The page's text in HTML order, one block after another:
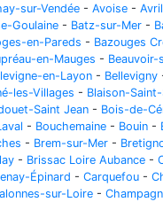
sur-Vendée - Avoise -
Goulaine - Batz-sur-Mer -
en-Pareds - Bazouges
en-Mauges - Beauvoir-
en-Layon - Bellevigny
les-Villages - Blaison-
Saint Jean - Bois-de-
- Bouchemaine - Bouin -
- Brem-sur-Mer -
- Brissac Loire Aubance -
Épinard - Carquefou -
sur-Loire -